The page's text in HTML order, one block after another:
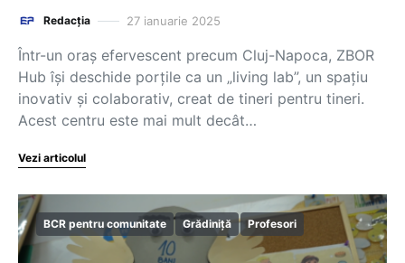
Redacția 27 ianuarie 2025
Într-un oraș efervescent precum Cluj-Napoca, ZBOR
Hub își deschide porțile ca un „living lab”, un spațiu
inovativ și colaborativ, creat de tineri pentru tineri.
Acest centru este mai mult decât…
Vezi articolul
BCR pentru comunitate Grădiniță Profesori